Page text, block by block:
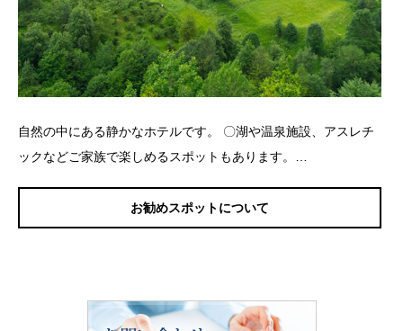
自然の中にある静かなホテルです。 〇湖や温泉施設、アスレチ
ックなどご家族で楽しめるスポットもあります。…
お勧めスポットについて